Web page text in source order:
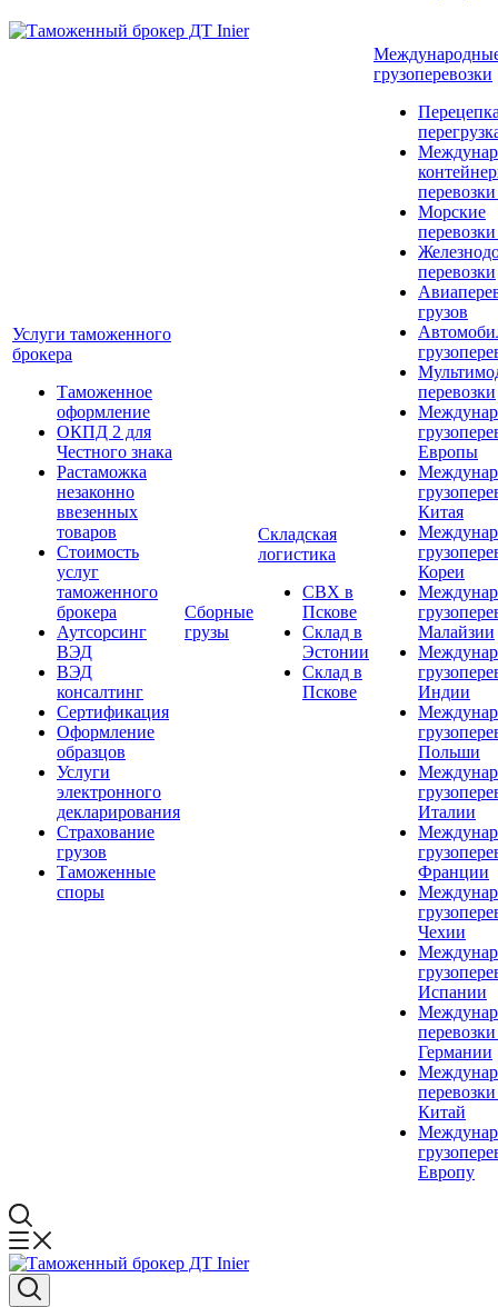
Услуги таможенного
брокера
Таможенное
оформление
ОКПД 2 для
Честного знака
Растаможка
незаконно
ввезенных
товаров
Стоимость
услуг
таможенного
брокера
Аутсорсинг
ВЭД
ВЭД
консалтинг
Сертификация
Оформление
образцов
Услуги
электронного
декларирования
Страхование
грузов
Таможенные
споры
Сборные
грузы
Складская
логистика
СВХ в
Пскове
Склад в
Эстонии
Склад в
Пскове
грузоперевозки
Морские
перевозки
грузов
перевозки
Европы
Китая
Кореи
Малайзии
Индии
Польши
Италии
Франции
Чехии
Испании
Германии
Китай
Европу